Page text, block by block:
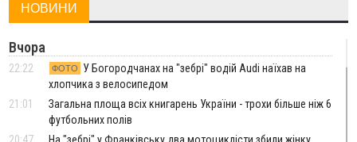
НОВИНИ
Вчора
22:22 ФОТО
У Богородчанах на "зебрі" водій Audi наїхав на
хлопчика з велосипедом
21:01
Загальна площа всіх книгарень України - трохи більше ніж 6
футбольних полів
20:47
На "зебрі" у Франківську два мотоциклісти збили жінку